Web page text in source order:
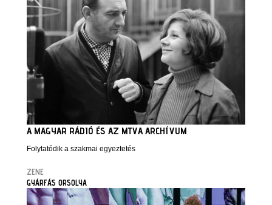
A MAGYAR RÁDIÓ ÉS AZ MTVA ARCHÍVUM
Folytatódik a szakmai egyeztetés
ZENE
GYÁRFÁS ORSOLYA